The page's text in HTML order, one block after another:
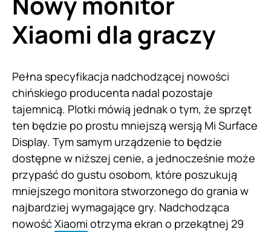
Xiaomi dla graczy
Pełna specyfikacja nadchodzącej nowości
chińskiego producenta nadal pozostaje
tajemnicą. Plotki mówią jednak o tym, że sprzęt
ten będzie po prostu mniejszą wersją Mi Surface
Display. Tym samym urządzenie to będzie
dostępne w niższej cenie, a jednocześnie może
przypaść do gustu osobom, które poszukują
mniejszego monitora stworzonego do grania w
najbardziej wymagające gry. Nadchodząca
nowośćXiaomi otrzyma ekran o przekątnej 29